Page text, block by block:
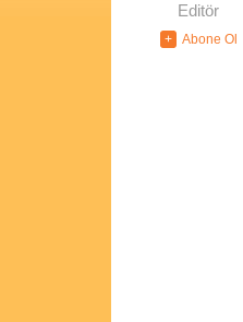
Editör